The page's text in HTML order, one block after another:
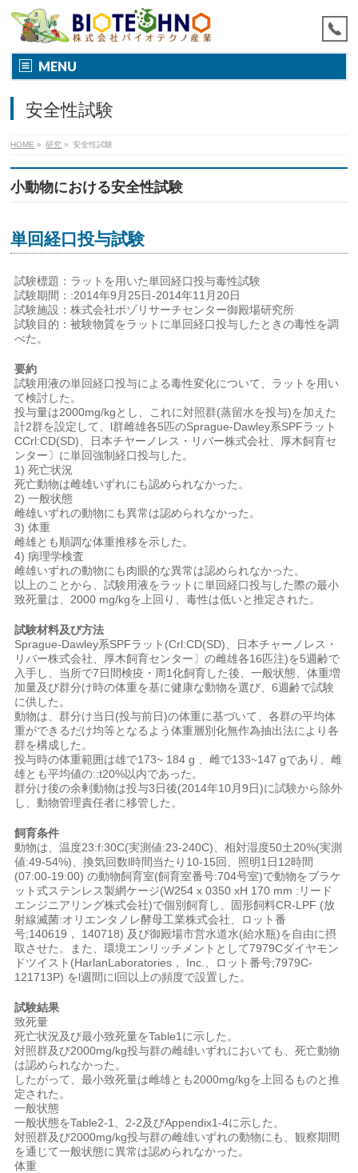
MENU
安全性試験
HOME » 研究 » 安全性試験
小動物における安全性試験
単回経口投与試験
試験標題：ラットを用いた単回経口投与毒性試験
試験期間：:2014年9月25日-2014年11月20日
試験施設：株式会社ボゾリサーチセンター御殿場研究所
試験目的：被験物質をラットに単回経口投与したときの毒性を調
べた。
要約
試験用液の単回経口投与による毒性変化について、ラットを用い
て検討した。
投与量は2000mg/kgとし、これに対照群(蒸留水を投与)を加えた
計2群を設定して、l群雌雄各5匹のSprague-Dawley系SPFラット
CCrl:CD(SD)、日本チヤーノレス・リバー株式会社、厚木飼育セ
ンター〕に単回強制経口投与した。
1) 死亡状況
死亡動物は雌雄いずれにも認められなかった。
2) 一般状態
雌雄いずれの動物にも異常は認められなかった。
3) 体重
雌雄とも順調な体重推移を示した。
4) 病理学検査
雌雄いずれの動物にも肉眼的な異常は認められなかった。
以上のことから、試験用液をラットに単回経口投与した際の最小
致死量は、2000 mg/kgを上回り、毒性は低いと推定された。
試験材料及び方法
Sprague-Dawley系SPFラット(Crl:CD(SD)、日本チャーノレス・
リバー株式会社、厚木飼育センター〕の雌雄各16匹注)を5週齢で
入手し、当所で7日間検疫・周1化飼育した後、一般状態、体重増
加量及び群分け時の体重を基に健康な動物を選び、6週齢で試験
に供した。
動物は、群分け当日(投与前日)の体重に基づいて、各群の平均体
重ができるだけ均等となるよう体重層別化無作為抽出法により各
群を構成した。
投与時の体重範囲は雄で173~ 184 g 、雌で133~147 gであり、雌
雄とも平均値の::t20%以内であった。
群分け後の余剰動物は投与3日後(2014年10月9日)に試験から除外
し、動物管理責任者に移管した。
飼育条件
動物は、温度23:f:30C(実測値:23-240C)、相対湿度50土20%(実測
値:49-54%)、換気回数l時間当たり10-15回、照明1日12時間
(07:00-19:00) の動物飼育室(飼育室番号:704号室)で動物をブラケ
ット式ステンレス製網ケージ(W254 x 0350 xH 170 mm :リード
エンジニアリング株式会社)で個別飼育し、固形飼料CR-LPF (放
射線滅菌:オリエンタノレ酵母工業株式会社、ロット番
号;140619， 140718) 及び御殿場市営水道水(給水瓶)を自由に摂
取させた。また、環境エンリッチメントとして7979Cダイヤモン
ドツイスト(HarlanLaboratories， Inc.、ロット番号;7979C-
121713P) をl週間にl回以上の頻度で設置した。
試験結果
致死量
死亡状況及び最小致死量をTable1に示した。
対照群及び2000mg/kg投与群の雌雄いずれにおいても、死亡動物
は認められなかった。
したがって、最小致死量は雌雄とも2000mg/kgを上回るものと推
定された。
一般状態
一般状態をTable2-1、2-2及びAppendix1-4に示した。
対照群及び2000mg/kg投与群の雌雄いずれの動物にも、観察期間
を通じて一般状態に異常は認められなかった。
体重